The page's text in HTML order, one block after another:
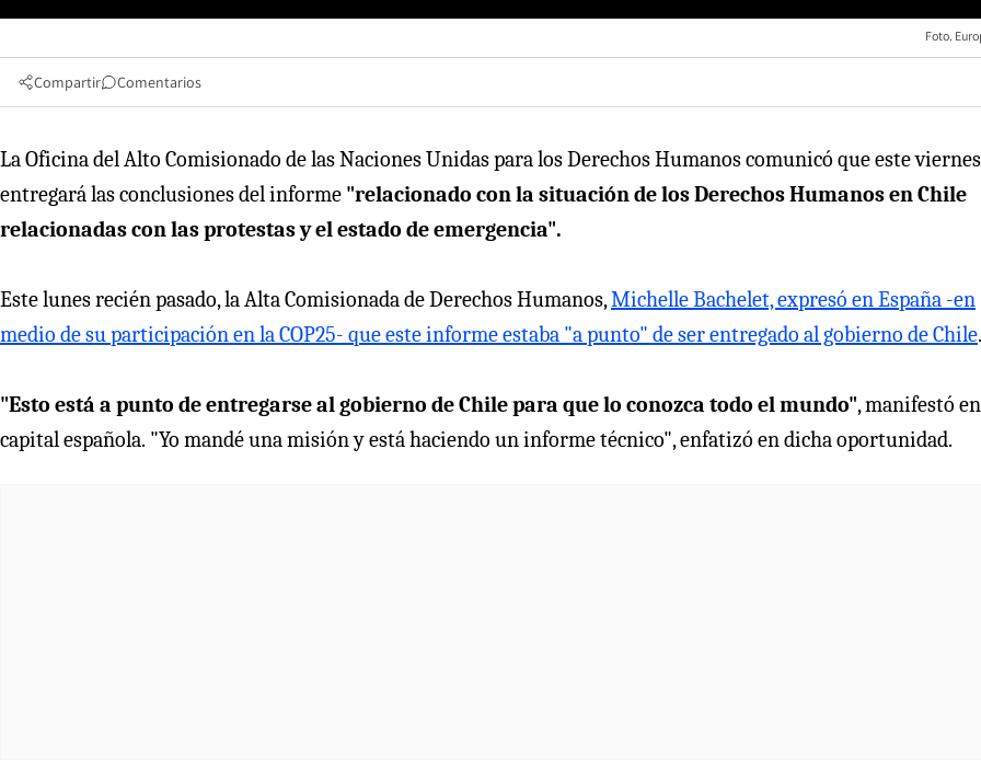
Foto.
Compartir Comentarios
La Oficina del Alto Comisionado de las Naciones Unidas para los Derechos Humanos comunicó que este viernes
entregará las conclusiones del informe "relacionado con la situación de los Derechos Humanos en Chile
relacionadas con las protestas y el estado de emergencia".
Este lunes recién pasado, la Alta Comisionada de Derechos Humanos,Michelle Bachelet, expresó en España -en
medio de su participación en la COP25- que este informe estaba "a punto" de ser entregado al gobierno de Chile.
"Esto está a punto de entregarse al gobierno de Chile para que lo conozca todo el mundo", manifestó
capital española. "Yo mandé una misión y está haciendo un informe técnico", enfatizó en dicha oportunidad.